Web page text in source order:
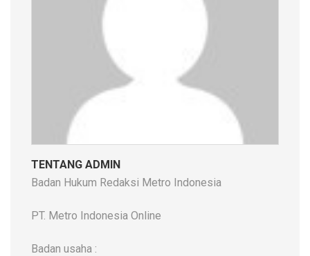
TENTANG ADMIN
Badan Hukum Redaksi Metro Indonesia
PT. Metro Indonesia Online
Badan usaha :